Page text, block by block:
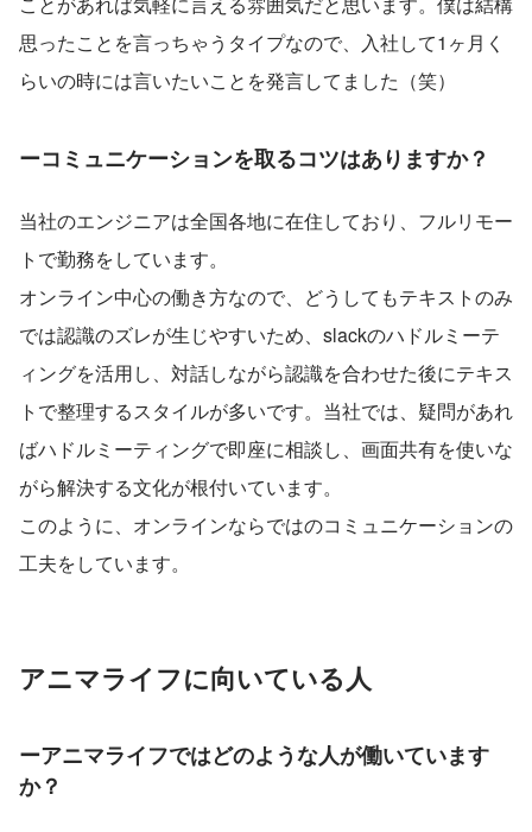
思ったことを言っちゃうタイプなので、入社して1ヶ月く
らいの時には言いたいことを発言してました（笑）
ーコミュニケーションを取るコツはありますか？
当社のエンジニアは全国各地に在住しており、フルリモー
トで勤務をしています。
オンライン中心の働き方なので、どうしてもテキストのみ
では認識のズレが生じやすいため、slackのハドルミーテ
ィングを活用し、対話しながら認識を合わせた後にテキス
トで整理するスタイルが多いです。当社では、疑問があれ
ばハドルミーティングで即座に相談し、画面共有を使いな
がら解決する文化が根付いています。
このように、オンラインならではのコミュニケーションの
工夫をしています。
アニマライフに向いている人
ーアニマライフではどのような人が働いています
か？